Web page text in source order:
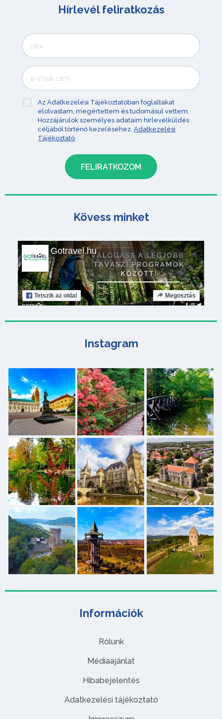
Információk
Rólunk
Médiaajánlat
Hibabejelentés
Adatkezelési tájékoztató
Hírlevél feliratkozás
Az Adatkezelési Tájékoztatóban foglaltakat
elolvastam, megértettem és tudomásul vettem.
Hozzájárulok személyes adataim hírlevélküldés
céljából történő kezeléséhez. Adatkezelési
Tájékoztató
Kövess minket
Gotravel.hu
Tetszik az oldal Megosztás
Instagram